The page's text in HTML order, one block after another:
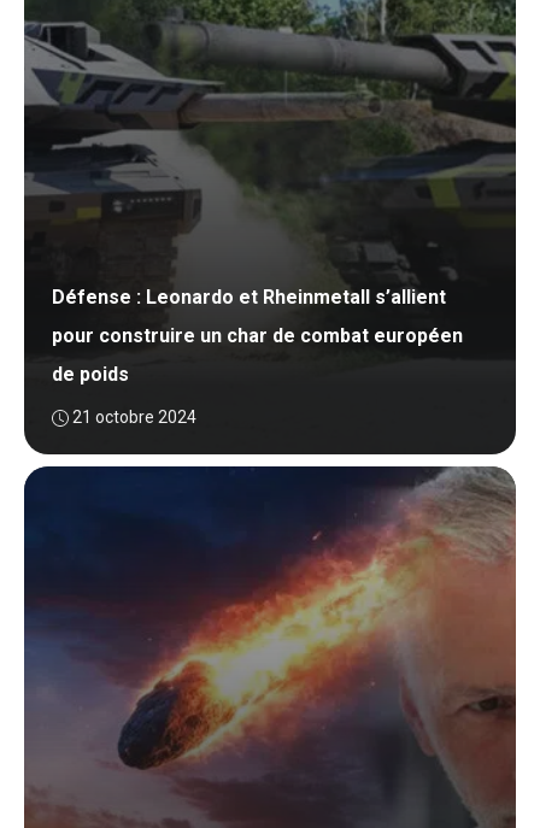
Défense : Leonardo et Rheinmetall s’allient
pour construire un char de combat européen
de poids
21 octobre 2024